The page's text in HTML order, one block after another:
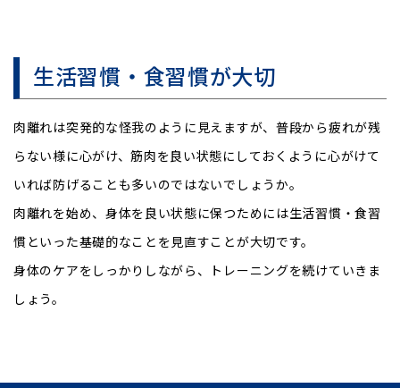
生活習慣・食習慣が大切
肉離れは突発的な怪我のように見えますが、普段から疲れが残
らない様に心がけ、筋肉を良い状態にしておくように心がけて
いれば防げることも多いのではないでしょうか。
肉離れを始め、身体を良い状態に保つためには生活習慣・食習
慣といった基礎的なことを見直すことが大切です。
身体のケアをしっかりしながら、トレーニングを続けていきま
しょう。